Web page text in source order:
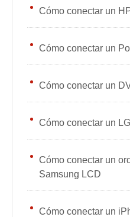
Cómo conectar un
Cómo conectar un
Cómo conectar un
Cómo conectar un
Cómo conectar un
Samsung LCD
Cómo conectar un